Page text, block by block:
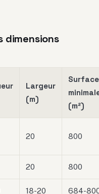
dimensions
Largeur
(m)
Surface
(m²)
20 800
20 800
18-20 684-